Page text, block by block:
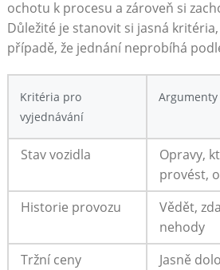
ochotu k procesu a zároveň si
Důležité je stanovit si jasná
případě, že jednání neprobíhá
Kritéria pro
vyjednávání
Stav vozidla
Opravy,
provést,
Historie provozu
Vědět,
nehody
Tržní ceny
Jasně